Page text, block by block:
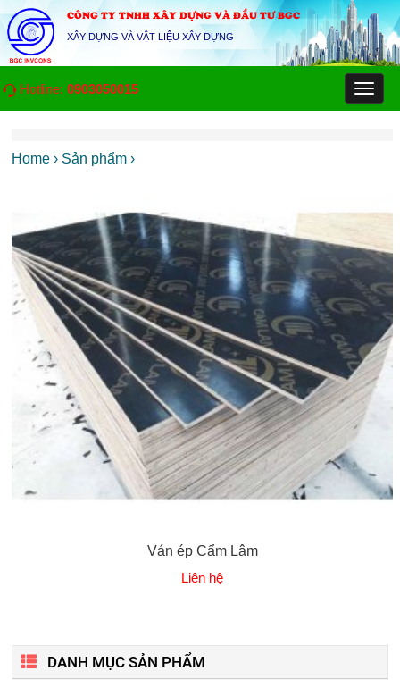
CÔNG TY TNHH XÂY DỰNG VÀ ĐẦU TƯ BGC
XÂY DỰNG VÀ VẬT LIỆU XÂY DỰNG
Toggle
Hotline: 0903050015
Home › Sản phẩm ›
Ván ép Cẩm Lâm
Liên hệ
DANH MỤC SẢN PHẨM